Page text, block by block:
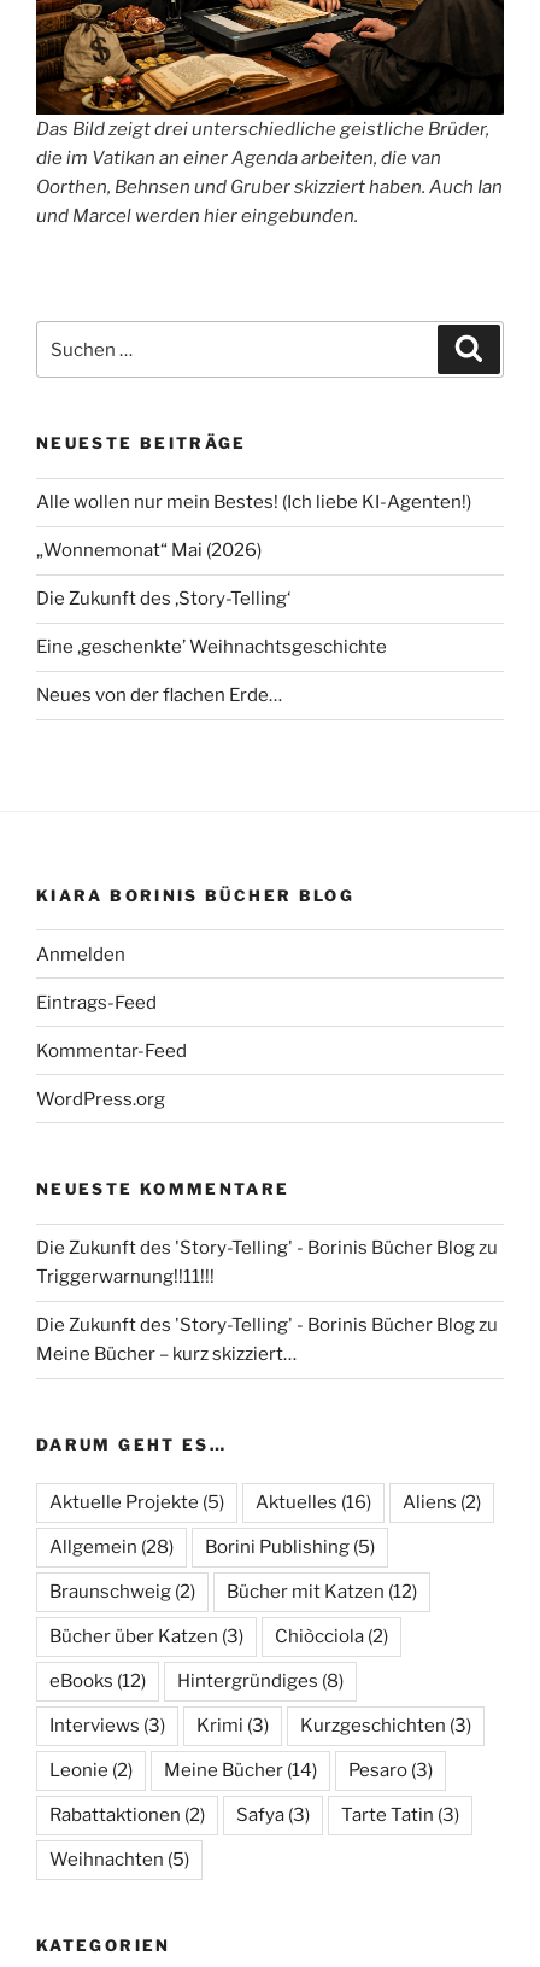
Das Bild zeigt drei unterschiedliche geistliche Brüder,
die im Vatikan an einer Agenda arbeiten, die van
Oorthen, Behnsen und Gruber skizziert haben. Auch Ian
und Marcel werden hier eingebunden.
nach:
NEUESTE BEITRÄGE
Alle wollen nur mein Bestes! (Ich liebe KI-Agenten!)
„Wonnemonat“ Mai (2026)
Die Zukunft des ‚Story-Telling‘
Eine ‚geschenkte’ Weihnachtsgeschichte
Neues von der flachen Erde…
KIARA BORINIS BÜCHER BLOG
Anmelden
Eintrags-Feed
Kommentar-Feed
WordPress.org
NEUESTE KOMMENTARE
Die Zukunft des 'Story-Telling' - Borinis Bücher Blogzu
Triggerwarnung!!11!!!
Die Zukunft des 'Story-Telling' - Borinis Bücher Blogzu
Meine Bücher – kurz skizziert…
DARUM GEHT ES…
Aktuelle Projekte (5) Aktuelles (16) Aliens (2)
Allgemein (28) Borini Publishing (5)
Braunschweig (2) Bücher mit Katzen (12)
Bücher über Katzen (3) Chiòcciola (2)
eBooks (12) Hintergründiges (8)
Interviews (3) Krimi (3) Kurzgeschichten (3)
Leonie (2) Meine Bücher (14) Pesaro (3)
Rabattaktionen (2) Safya (3) Tarte Tatin (3)
Weihnachten (5)
KATEGORIEN